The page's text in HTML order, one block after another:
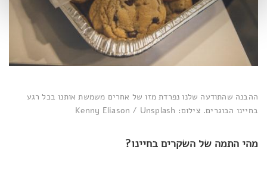
ההבנה שהתודעה שלנו נפרדת מזו של אחרים משמשת אותנו בכל רגע
בחיינו הבוגרים. צילום: Kenny Eliason / Unsplash
מהי התמה של השקרים בחיינו?